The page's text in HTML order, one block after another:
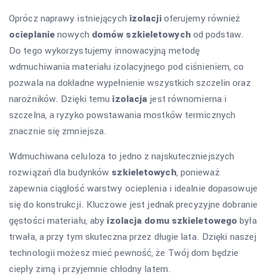
Oprócz naprawy istniejących izolacjioferujemy również
ocieplanienowych domów szkieletowychod podstaw.
Do tego wykorzystujemy innowacyjną metodę
wdmuchiwania materiału izolacyjnego pod ciśnieniem, co
pozwala na dokładne wypełnienie wszystkich szczelin oraz
narożników. Dzięki temu izolacja jest równomierna i
szczelna, a ryzyko powstawania mostków termicznych
znacznie się zmniejsza.
Wdmuchiwana celuloza to jedno z najskuteczniejszych
rozwiązań dla budynków szkieletowych, ponieważ
zapewnia ciągłość warstwy ocieplenia i idealnie dopasowuje
się do konstrukcji. Kluczowe jest jednak precyzyjne dobranie
gęstości materiału, aby izolacja domu szkieletowegobyła
trwała, a przy tym skuteczna przez długie lata. Dzięki naszej
technologii możesz mieć pewność, że Twój dom będzie
ciepły zimą i przyjemnie chłodny latem.